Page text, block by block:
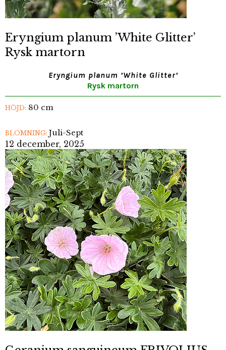
Eryngium planum ’White Glitter’
Rysk martorn
Eryngium planum ’White Glitter’
Rysk martorn
HÖJD: 80 cm
BLOMNING: Juli-Sept
12 december, 2025